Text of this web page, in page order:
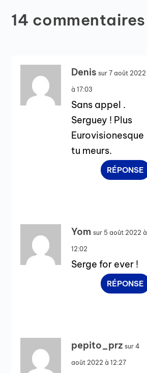
14 commentaires
Denis sur 7 août 2022
à 17:03
Sans appel .
Serguey ! Plus
Eurovisionesque
tu meurs.
RÉPONSE
Yom sur 5 août 2022 à
12:02
Serge for ever !
RÉPONSE
pepito_prz sur 4
août 2022 à 12:27